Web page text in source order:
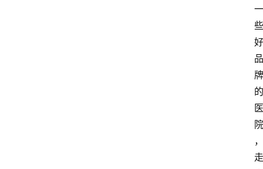
一
些
好
品
牌
的
医
院
，
走